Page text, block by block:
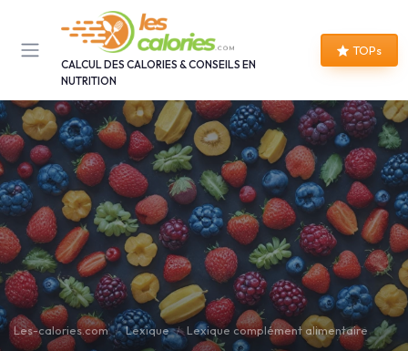
CALCUL DES CALORIES & CONSEILS EN
NUTRITION
TOPs
Les-calories.com Lexique Lexique complément alimentaire
Panneau de gestion des cookies